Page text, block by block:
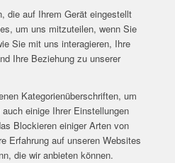
die auf Ihrem Gerät eingestellt
um uns mitzuteilen, wenn Sie
Sie mit uns interagieren, Ihre
Ihre Beziehung zu unserer
Kategorienüberschriften, um
einige Ihrer Einstellungen
Blockieren einiger Arten von
Erfahrung auf unseren Websites
die wir anbieten können.